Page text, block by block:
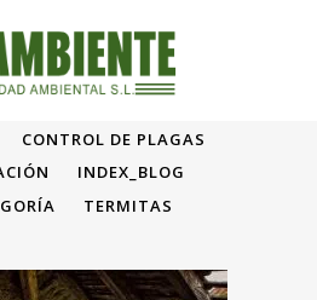
CONTROL DE PLAGAS
INDEX_BLOG
TERMITAS